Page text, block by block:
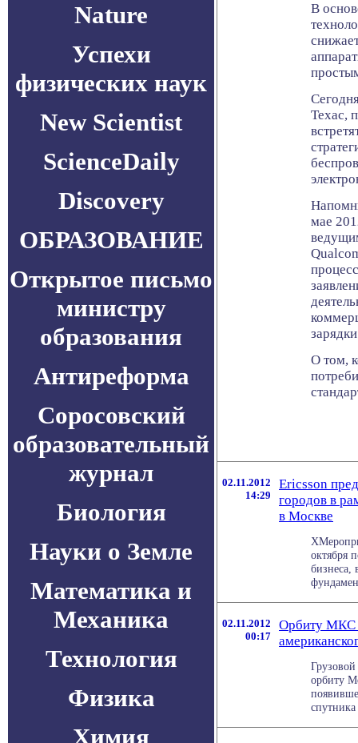
Nature
Успехи
физических наук
New Scientist
ScienceDaily
Discovery
ОБРАЗОВАНИЕ
Открытое письмо
министру
образования
Антиреформа
Соросовский
образовательный
журнал
Биология
Науки о Земле
Математика и
Механика
Технология
Физика
Химия
В
Техас,
мае
О том,
02.11.2012
14:29
Ericsson
городов в
в Москве
октября
бизнеса,
02.11.2012
00:17
Орбиту МКС
орбиту